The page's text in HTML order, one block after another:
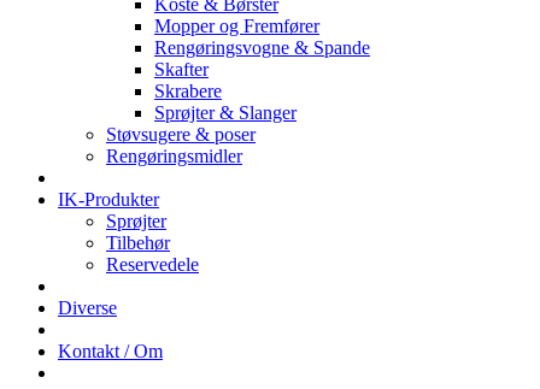
Koste & Børster
Mopper og Fremfører
Rengøringsvogne & Spande
Skafter
Skrabere
Sprøjter & Slanger
Støvsugere & poser
Rengøringsmidler
IK-Produkter
Sprøjter
Tilbehør
Reservedele
Diverse
Kontakt / Om